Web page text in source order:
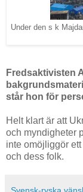
Under den s k
Fredsaktivisten
står hon för
Helt klart är att
och myndigheter
inte omöjliggör
och dess folk.